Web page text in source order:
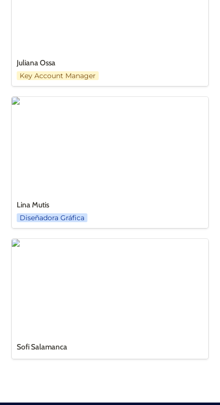
Juliana Ossa
Key Account Manager
Lina Mutis
Lina Mutis
Diseñadora Gráfica
Sofi Salamanca
Sofi Salamanca